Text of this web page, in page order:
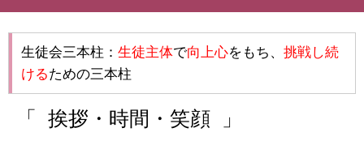
生徒会三本柱： 生徒主体で向上心をもち、 挑戦し続
けるための三本柱
「 挨拶・時間・笑顔 」